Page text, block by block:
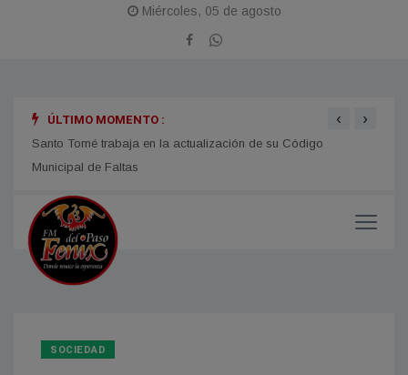
Miércoles, 05 de agosto
ÚLTIMO MOMENTO :
Santo Tomé trabaja en la actualización de su Código
Municipal de Faltas
‹ ›
SOCIEDAD